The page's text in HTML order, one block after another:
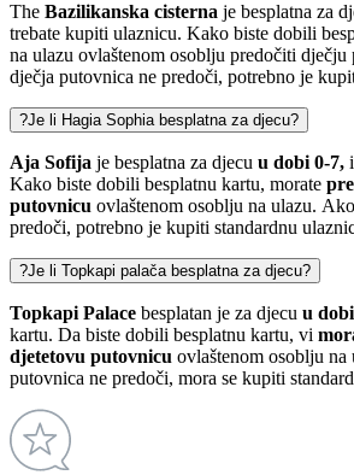
The Bazilikanska cisterna je besplatna za
trebate kupiti ulaznicu. Kako biste dobili
na ulazu ovlaštenom osoblju predočiti
dječja putovnica ne predoči, potrebno je
?Je li Hagia Sophia besplatna za djecu?
Aja Sofija je besplatna za djecu u dobi 0-7,
Kako biste dobili besplatnu kartu, morate
putovnicu ovlaštenom osoblju na ulazu.
predoči, potrebno je kupiti standardnu
?Je li Topkapi palača besplatna za djecu?
Topkapi Palace besplatan je za djecu u
kartu. Da biste dobili besplatnu kartu, vi
djetetovu putovnicu ovlaštenom osoblju na
putovnica ne predoči, mora se kupiti